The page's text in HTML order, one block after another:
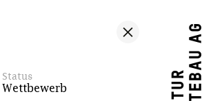
Status
Wettbewerb